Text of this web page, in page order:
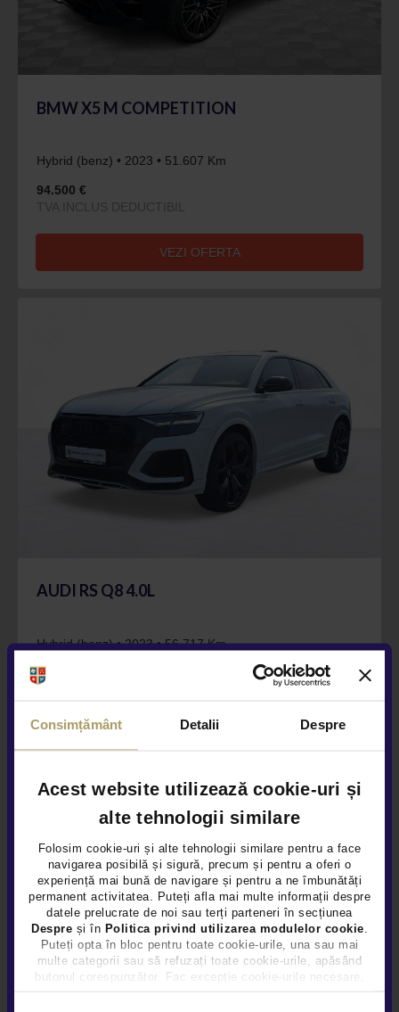
Consimțământ Detalii Despre
Acest website utilizează cookie-uri și
alte tehnologii similare
Folosim cookie-uri și alte tehnologii similare pentru a face
navigarea posibilă și sigură, precum și pentru a oferi o
experiență mai bună de navigare și pentru a ne îmbunătăți
permanent activitatea. Puteți afla mai multe informații despre
datele prelucrate de noi sau terți parteneri în secțiunea
Despre și în Politica privind utilizarea modulelor cookie.
Puteți opta în bloc pentru toate cookie-urile, una sau mai
multe categorii sau să refuzați toate cookie-urile, apăsând
butonul corespunzător. Fac excepție cookie-urile necesare,
BMW X5 M COMPETITION
Hybrid (benz) • 2023 • 51.607 Km
94.500 €
TVA INCLUS DEDUCTIBIL
VEZI OFERTA
AUDI RS Q8 4.0L
Hybrid (benz) • 2023 • 56.717 Km
95.687 €
89.950 €